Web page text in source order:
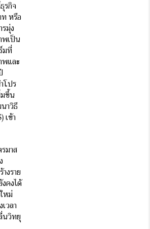
รกิจ
ท หรือ
มุ่ง
พเป็น
มที่
พและ
โปร
ขึ้น
าวิธี
เข้า
มาส
งราย
คงได้
หม่
วลา
นวิทยุ